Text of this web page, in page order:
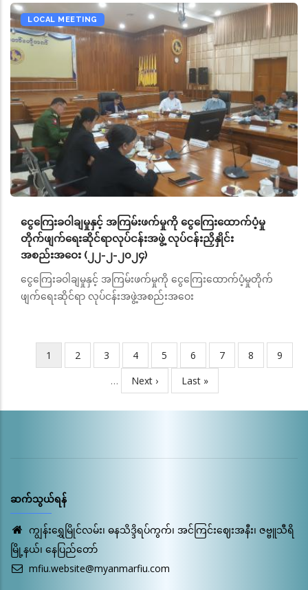
LOCAL MEETING
ငွေကြေးခဝါချမှုနှင့် အကြမ်းဖက်မှုကို ငွေကြေးထောက်ပံ့မှု
တိုက်ဖျက်ရေးဆိုင်ရာလုပ်ငန်းအဖွဲ့ လုပ်ငန်းညှိနှိုင်း
အစည်းအဝေး (၂၂-၂-၂၀၂၄)
ငွေကြေးခဝါချမှုနှင့် အကြမ်းဖက်မှုကို ငွေကြေးထောက်ပံ့မှုတိုက်
ဖျက်ရေးဆိုင်ရာ လုပ်ငန်းအဖွဲ့အစည်းအဝေး
Pagination
လက်ရှိ
စာမျက်နှာ
1 Page
2 Page
3 Page
4 Page
5 Page
6 Page
7 Page
8 Page
9
…
Next
page
Next ›
Last
page
Last »
ဆက်သွယ်ရန်
ကျွန်းရွှေမြိုင်လမ်း၊ ဓနသိဒ္ဒိရပ်ကွက်၊ အင်ကြင်းဈေးအနီး၊ ဇဗ္ဗူသီရိ
မြို့နယ်၊ နေပြည်တော်
mfiu.website@myanmarfiu.com